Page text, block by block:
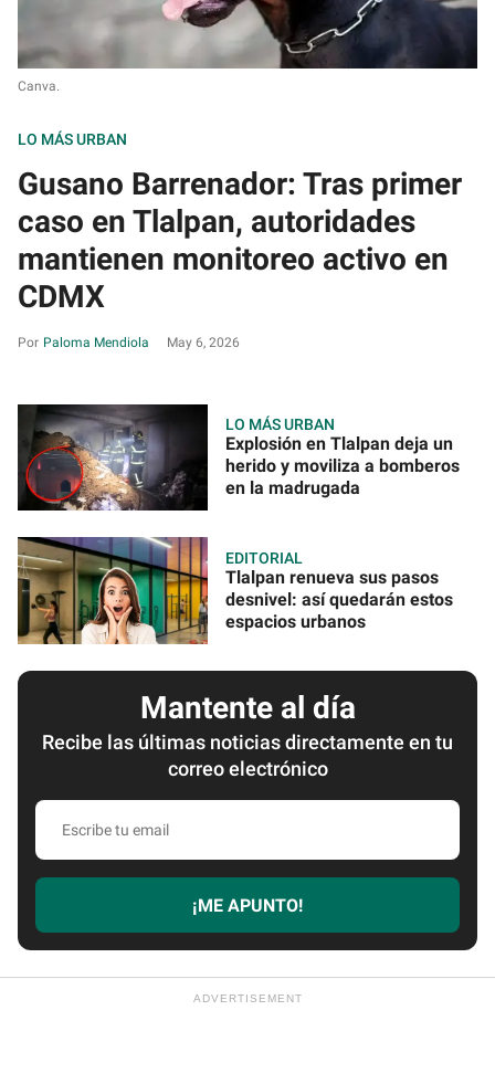
Canva.
LO MÁS URBAN
Gusano Barrenador: Tras primer
caso en Tlalpan, autoridades
mantienen monitoreo activo en
CDMX
Paloma Mendiola May 6, 2026
LO MÁS URBAN
Explosión en Tlalpan deja un
herido y moviliza a bomberos
en la madrugada
EDITORIAL
Tlalpan renueva sus pasos
desnivel: así quedarán estos
espacios urbanos
Mantente al día
Recibe las últimas noticias directamente en tu
correo electrónico
Escribe
email
¡ME APUNTO!